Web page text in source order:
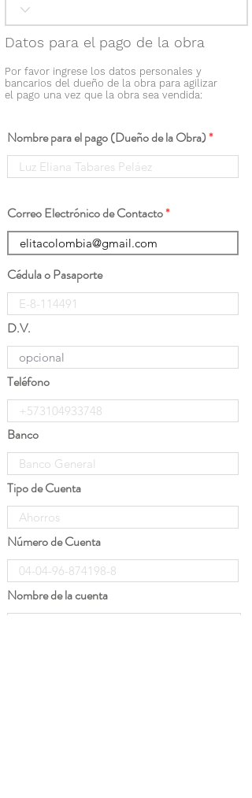
Datos para el pago de la obra
Por favor ingrese los datos personales y
bancarios del dueño de la obra para agilizar
el pago una vez que la obra sea vendida:
Nombre para el pago (Dueño de la Obra)
Correo Electrónico de Contacto
Cédula o Pasaporte
D.V.
Teléfono
Banco
Tipo de Cuenta
Número de Cuenta
Nombre de la cuenta